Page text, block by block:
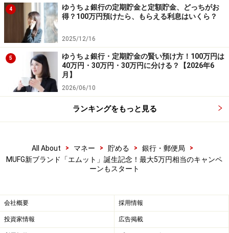
参考
株式会社三菱UFJフィナンシャル・グループ：「
銀行口座開設＆三菱UFJカード新規入会などの条件達成
で最大5万円相当がもらえるキャンペーンを開始 」
※記事内容は執筆時点のものです。最新の内容をご確認くださ
い。
商品や投資行動を推奨するものではありません。
が、その内容を保証するものではなく、これに基づく損失・損害
などについて当社は一切の責任を負いません。
最新の情報や詳細については、必ず各金融機関やサービス提供者
の公式情報をご確認ください。
【編集部からのお知らせ】
・「家計」について、
アンケート（2026/8/31まで）
中です！
※抽選で20名にAmazonギフト券1000円分プレゼント
4
ゆうちょ銀行の定期貯金と定額貯金、どっちがお
得？100万円預けたら、もらえる利息はいくら？
2025/12/16
5
ゆうちょ銀行・定期貯金の賢い預け方！100万円は
40万円・30万円・30万円に分ける？【2026年6
月】
2026/06/10
ランキングをもっと見る
All About > マネー > 貯める > 銀行・郵便局
>
MUFG新ブランド「エムット」誕生記念！最大5万円相当のキャンペ
ーンもスタート
会社概要 採用情報
投資家情報 広告掲載